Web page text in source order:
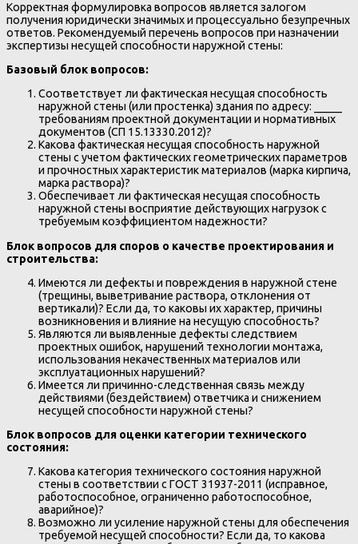
Корректная формулировка вопросов является залогом
получения юридически значимых и процессуально безупречных
ответов. Рекомендуемый перечень вопросов при назначении
экспертизы несущей способности наружной стены:
Базовый блок вопросов:
Соответствует ли фактическая несущая способность
наружной стены (или простенка) здания по адресу: _____
требованиям проектной документации и нормативных
документов (СП 15.13330.2012)?
Какова фактическая несущая способность наружной
стены с учетом фактических геометрических параметров
и прочностных характеристик материалов (марка кирпича,
марка раствора)?
Обеспечивает ли фактическая несущая способность
наружной стены восприятие действующих нагрузок с
требуемым коэффициентом надежности?
Блок вопросов для споров о качестве проектирования и
строительства:
Имеются ли дефекты и повреждения в наружной стене
(трещины, выветривание раствора, отклонения от
вертикали)? Если да, то каковы их характер, причины
возникновения и влияние на несущую способность?
Являются ли выявленные дефекты следствием
проектных ошибок, нарушений технологии монтажа,
использования некачественных материалов или
эксплуатационных нарушений?
Имеется ли причинно-следственная связь между
действиями (бездействием) ответчика и снижением
несущей способности наружной стены?
Блок вопросов для оценки категории технического
состояния:
Какова категория технического состояния наружной
стены в соответствии с ГОСТ 31937-2011 (исправное,
работоспособное, ограниченно работоспособное,
аварийное)?
Возможно ли усиление наружной стены для обеспечения
требуемой несущей способности? Если да, то какова